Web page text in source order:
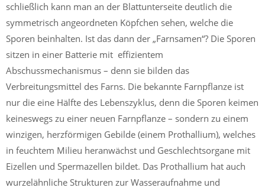
schließlich kann man an der Blattunterseite deutlich die
symmetrisch angeordneten Köpfchen sehen, welche die
Sporen beinhalten. Ist das dann der „Farnsamen“? Die Sporen
sitzen in einer Batterie mit effizientem
Abschussmechanismus – denn sie bilden das
Verbreitungsmittel des Farns. Die bekannte Farnpflanze ist
nur die eine Hälfte des Lebenszyklus, denn die Sporen keimen
keineswegs zu einer neuen Farnpflanze – sondern zu einem
winzigen, herzförmigen Gebilde (einem Prothallium), welches
in feuchtem Milieu heranwächst und Geschlechtsorgane mit
Eizellen und Spermazellen bildet. Das Prothallium hat auch
wurzelähnliche Strukturen zur Wasseraufnahme und